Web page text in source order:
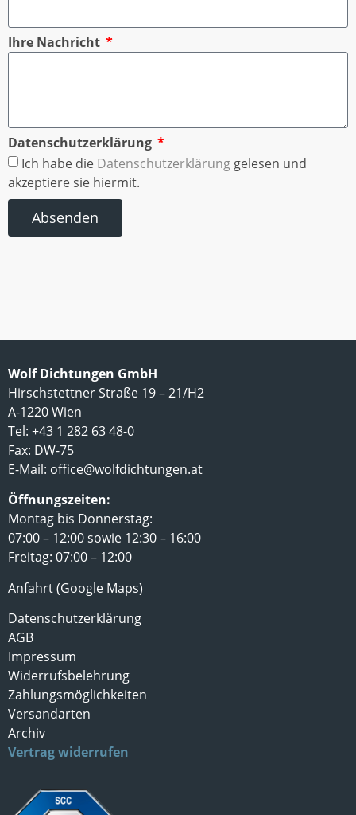
Ihre Nachricht
Datenschutzerklärung
Ich habe die Datenschutzerklärung gelesen und
akzeptiere sie hiermit.
Absenden
Wolf Dichtungen GmbH
Hirschstettner Straße 19 – 21/H2
A-1220 Wien
Tel: +43 1 282 63 48-0
Fax: DW-75
E-Mail: office@wolfdichtungen.at
Öffnungszeiten:
Montag bis Donnerstag:
07:00 – 12:00 sowie 12:30 – 16:00
Freitag: 07:00 – 12:00
Anfahrt (Google Maps)
Datenschutzerklärung
AGB
Impressum
Widerrufsbelehrung
Zahlungsmöglichkeiten
Versandarten
Archiv
Vertrag widerrufen